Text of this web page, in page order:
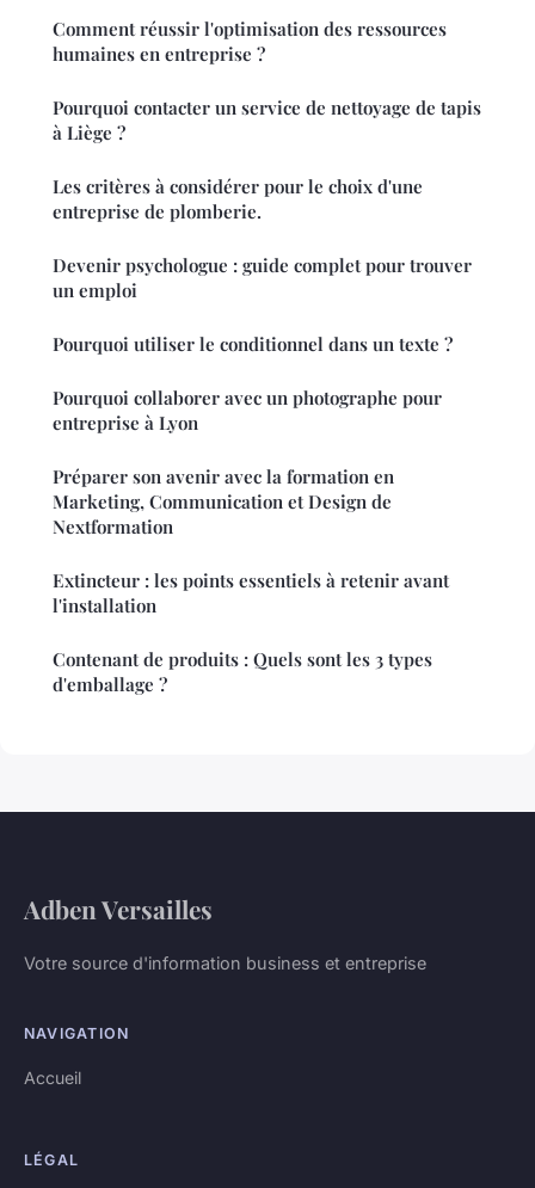
Comment réussir l'optimisation des ressources
humaines en entreprise ?
Pourquoi contacter un service de nettoyage de tapis
à Liège ?
Les critères à considérer pour le choix d'une
entreprise de plomberie.
Devenir psychologue : guide complet pour trouver
un emploi
Pourquoi utiliser le conditionnel dans un texte ?
Pourquoi collaborer avec un photographe pour
entreprise à Lyon
Préparer son avenir avec la formation en
Marketing, Communication et Design de
Nextformation
Extincteur : les points essentiels à retenir avant
l'installation
Contenant de produits : Quels sont les 3 types
d'emballage ?
Adben Versailles
Votre source d'information business et entreprise
NAVIGATION
Accueil
LÉGAL